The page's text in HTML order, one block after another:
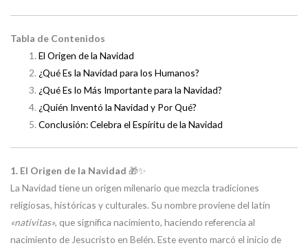
Tabla de Contenidos
El Origen de la Navidad
¿Qué Es la Navidad para los Humanos?
¿Qué Es lo Más Importante para la Navidad?
¿Quién Inventó la Navidad y Por Qué?
Conclusión: Celebra el Espíritu de la Navidad
1. El Origen de la Navidad 🎁✨
La Navidad tiene un origen milenario que mezcla tradiciones
religiosas, históricas y culturales. Su nombre proviene del latín
«nativitas», que significa nacimiento, haciendo referencia al
nacimiento de Jesucristo en Belén. Este evento marcó el inicio de